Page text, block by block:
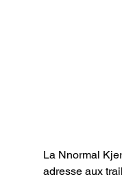
La Nnormal
adresse aux